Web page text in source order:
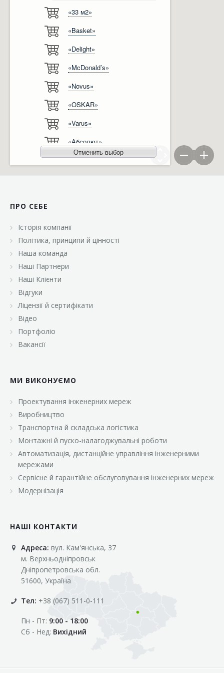
Ліцензії, сертифікати, дипломи
Автоматизація
Модернізація
«33 м2»
«Basket»
«Delight»
«McDonald’s»
«Novus»
«OSKAR»
«Varus»
«Абсолют»
«Агро-Овен»
«Велмарт»
«ВК Експресс»
«Класс»
«Континент»
«Малинка»
«Марс»
«Оптовичок»
«Свіжачок»
«Сільпо»
«Фора»
«Фреш»
«Фуршет»
«Цент»
Отменить выбор
ПРО СЕБЕ
Історія компанії
Політика, принципи й цінності
Наша команда
Наші Партнери
Наші Клієнти
Відгуки
Ліцензії й сертифікати
Відео
Портфоліо
Вакансії
МИ ВИКОНУЄМО
Проектування інженерних мереж
Виробництво
Транспортна й складська логістика
Монтажні й пуско-налагоджувальні роботи
Автоматизація, дистанційне управління інженерними
мережами
Сервісне й гарантійне обслуговування інженерних мереж
Модернізація
НАШІ КОНТАКТИ
Адреса: вул. Кам'янська, 37
м. Верхньодніпровськ
Дніпропетровська обл.
51600, Україна
Тел: +38 (067) 511-0-111
Пн - Пт: 9:00 - 18:00
Сб - Нед: Вихідний